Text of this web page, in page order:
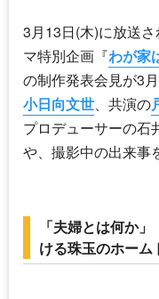
3月13日(木)に放送
マ特別企画『わが家
の制作発表会見が3
小日向文世、共演の
プロデューサーの石
や、撮影中の出来事
「夫婦とは何か
ける珠玉のホーム